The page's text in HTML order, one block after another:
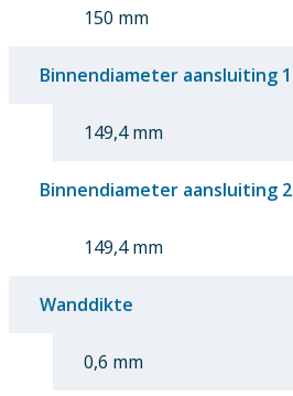
150 mm
Binnendiameter aansluiting 1
149,4 mm
Binnendiameter aansluiting 2
149,4 mm
Wanddikte
0,6 mm